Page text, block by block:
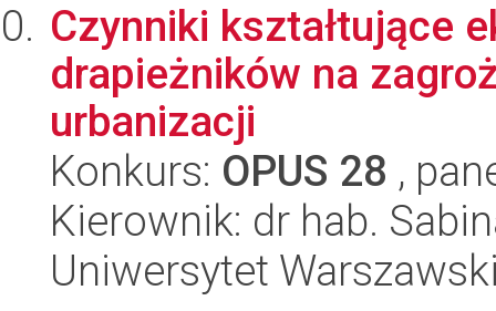
Czynniki kształtujące
drapieżników na
urbanizacji
Konkurs: OPUS 28 ,
Kierownik: dr hab.
Uniwersytet